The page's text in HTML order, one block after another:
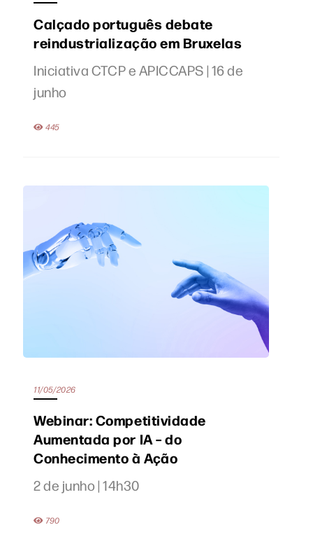
Calçado português debate
reindustrialização em Bruxelas
Iniciativa CTCP e APICCAPS | 16 de
junho
445
11/05/2026
Webinar: Competitividade
Aumentada por IA – do
Conhecimento à Ação
2 de junho | 14h30
790